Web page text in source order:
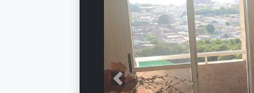
Anterior